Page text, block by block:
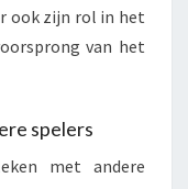
ook zijn rol in het
van het
spelers
met andere